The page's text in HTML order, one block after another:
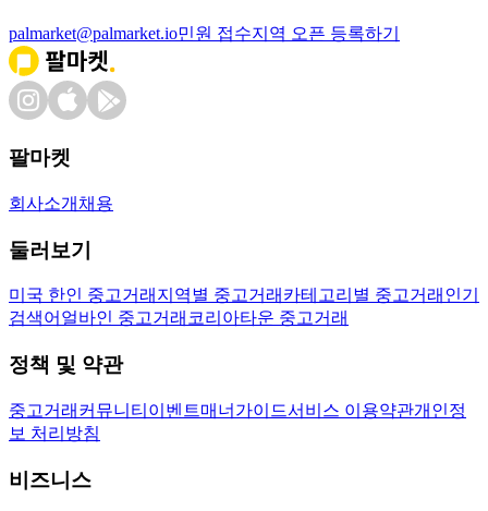
palmarket@palmarket.io민원 접수지역 오픈 등록하기
팔마켓
회사소개 채용
둘러보기
미국 한인 중고거래 지역별 중고거래 카테고리별 중고거래 인기
검색어 얼바인 중고거래 코리아타운 중고거래
정책 및 약관
중고거래 커뮤니티 이벤트매너가이드서비스 이용약관개인정
보 처리방침
비즈니스